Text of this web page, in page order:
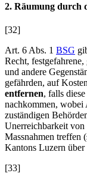
2. Räumung durch
[32]
Art. 6 Abs. 1 BSG
Recht,
und andere
gefährden, auf
entfernen, falls
nachkommen, wobei
zuständigen
Unerreichbarkeit
Massnahmen treffen
Kantons Luzern
[33]